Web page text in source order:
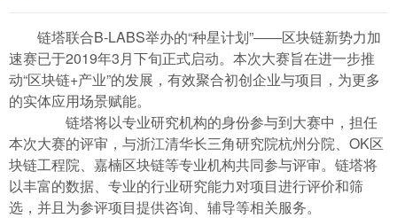
链塔联合B-LABS举办的“种星计划”――区块链新势力加
速赛已于2019年3月下旬正式启动。本次大赛旨在进一步推
动“区块链+产业”的发展，有效聚合初创企业与项目，为更多
的实体应用场景赋能。
链塔将以专业研究机构的身份参与到大赛中，担任
本次大赛的评审，与浙江清华长三角研究院杭州分院、OK区
块链工程院、嘉楠区块链等专业机构共同参与评审。链塔将
以丰富的数据、专业的行业研究能力对项目进行评价和筛
选，并且为参评项目提供咨询、辅导等相关服务。